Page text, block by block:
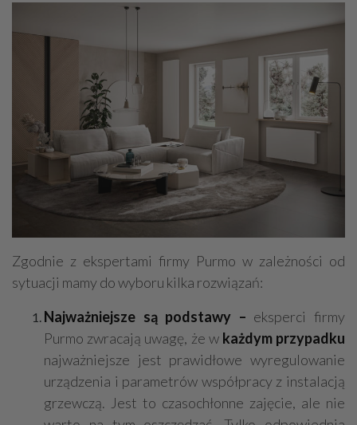
Zgodnie z ekspertami firmy Purmo w zależności od
sytuacji mamy do wyboru kilka rozwiązań:
Najważniejsze są podstawy – eksperci firmy
Purmo zwracają uwagę, że w każdym przypadku
najważniejsze jest prawidłowe wyregulowanie
urządzenia i parametrów współpracy z instalacją
grzewczą. Jest to czasochłonne zajęcie, ale nie